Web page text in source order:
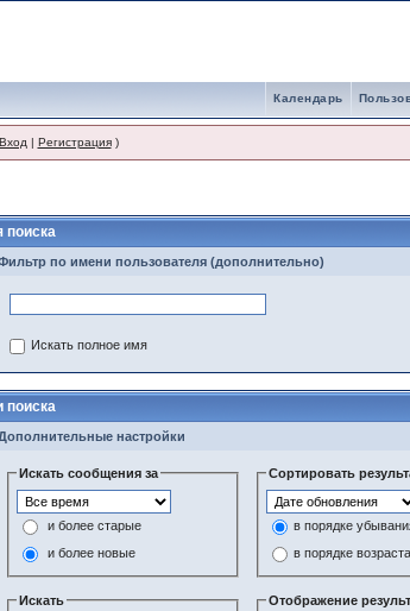
Календарь
Вход | Регистрация)
поиска
по имени пользователя (дополнительно)
Искать полное имя
поиска
настройки
Искать сообщения за
и более старые
и более новые
Сортировать
в порядке
в порядке
Искать Отображение